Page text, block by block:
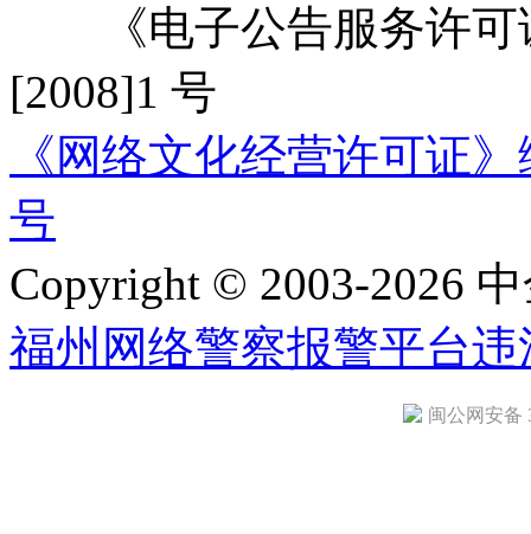
《电子公告服务许可
[2008]1 号
《网络文化经营许可证
号
Copyright © 2003-2026
福州网络警察报警平台违
闽公网安备